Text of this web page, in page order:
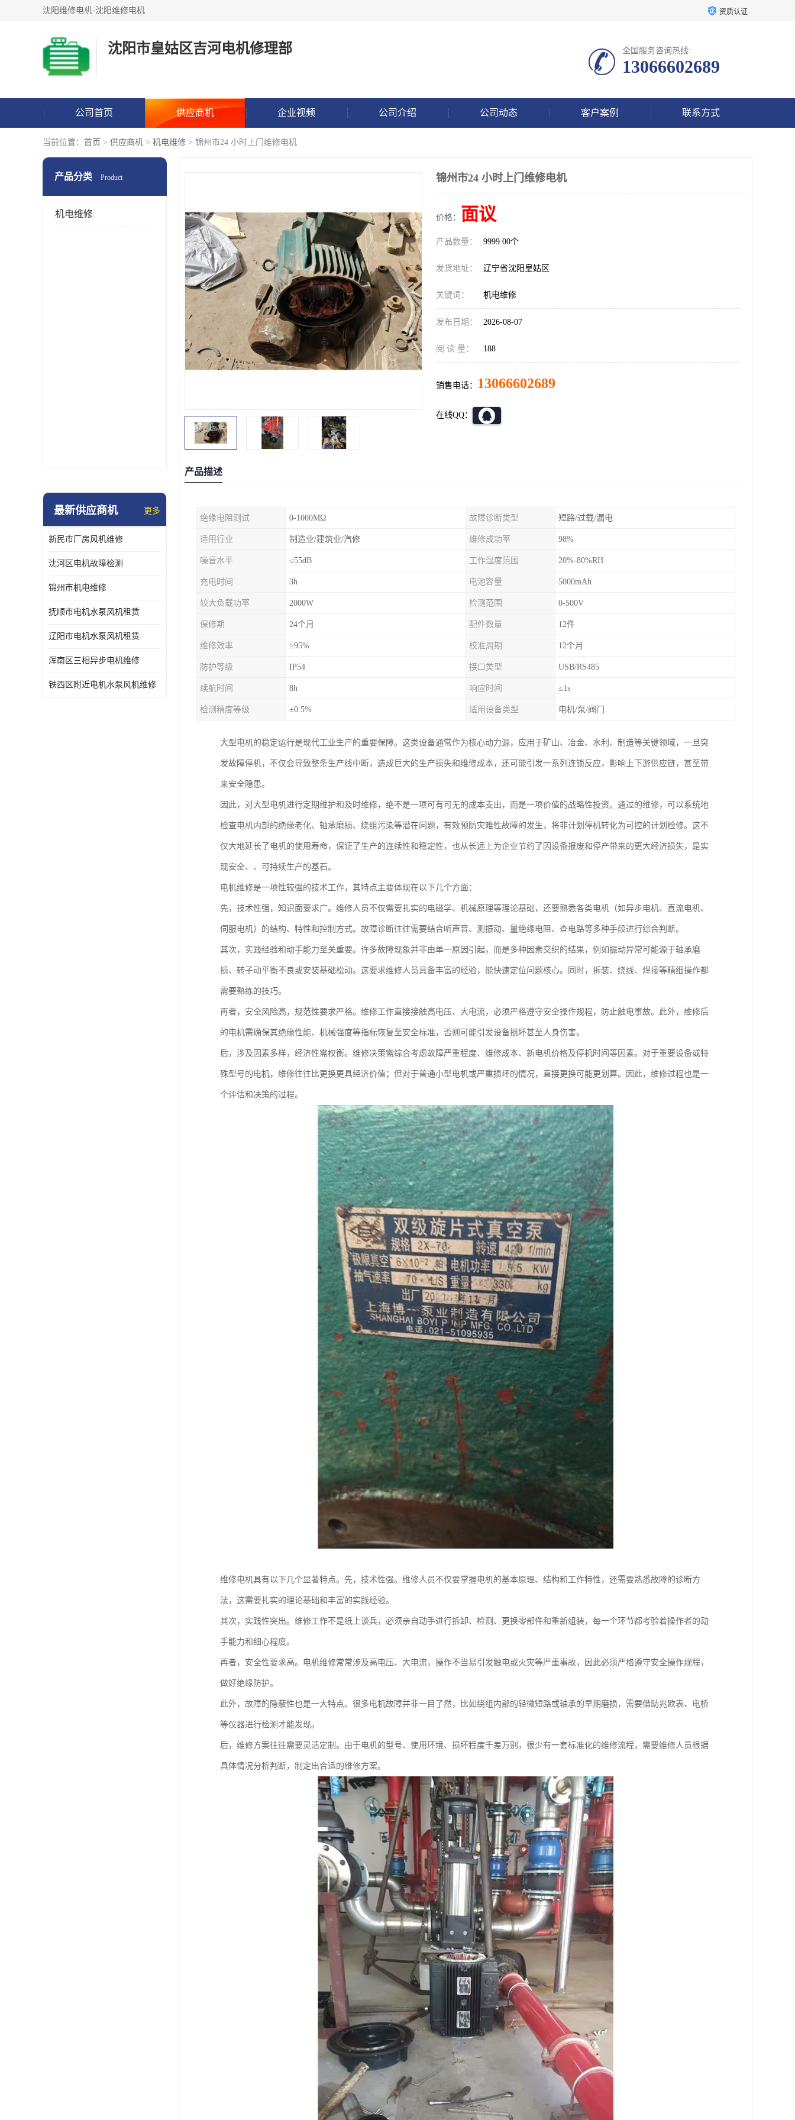
沈阳维修电机-沈阳维修电机 资质认证
沈阳市皇姑区吉河电机修理部 全国服务咨询热线:
13066602689
公司首页 供应商机 企业视频 公司介绍 公司动态 客户案例 联系方式
当前位置： 首页 > 供应商机 > 机电维修 > 锦州市24 小时上门维修电机
产品分类 Product
机电维修
最新供应商机 更多
新民市厂房风机维修
沈河区电机故障检测
锦州市机电维修
抚顺市电机水泵风机租赁
辽阳市电机水泵风机租赁
浑南区三相异步电机维修
铁西区附近电机水泵风机维修
锦州市24 小时上门维修电机
价格： 面议
产品数量： 9999.00个
发货地址： 辽宁省沈阳皇姑区
关键词： 机电维修
发布日期： 2026-08-07
阅 读 量： 188
销售电话： 13066602689
在线QQ：
产品描述
绝缘电阻测试 0-1000MΩ 故障诊断类型 短路/过载/漏电
适用行业 制造业/建筑业/汽修 维修成功率 98%
噪音水平 ≤55dB 工作湿度范围 20%-80%RH
充电时间 3h 电池容量 5000mAh
较大负载功率 2000W 检测范围 0-500V
保修期 24个月 配件数量 12件
维修效率 ≥95% 校准周期 12个月
防护等级 IP54 接口类型 USB/RS485
续航时间 8h 响应时间 ≤1s
检测精度等级 ±0.5% 适用设备类型 电机/泵/阀门
大型电机的稳定运行是现代工业生产的重要保障。这类设备通常作为核心动力源，应用于矿山、冶金、水利、制造等关键领域，一旦突
发故障停机，不仅会导致整条生产线中断，造成巨大的生产损失和维修成本，还可能引发一系列连锁反应，影响上下游供应链，甚至带
来安全隐患。
因此，对大型电机进行定期维护和及时维修，绝不是一项可有可无的成本支出，而是一项价值的战略性投资。通过的维修，可以系统地
检查电机内部的绝缘老化、轴承磨损、绕组污染等潜在问题，有效预防灾难性故障的发生，将非计划停机转化为可控的计划检修。这不
仅大地延长了电机的使用寿命，保证了生产的连续性和稳定性，也从长远上为企业节约了因设备报废和停产带来的更大经济损失，是实
现安全、、可持续生产的基石。
电机维修是一项性较强的技术工作，其特点主要体现在以下几个方面：
先，技术性强，知识面要求广。维修人员不仅需要扎实的电磁学、机械原理等理论基础，还要熟悉各类电机（如异步电机、直流电机、
伺服电机）的结构、特性和控制方式。故障诊断往往需要结合听声音、测振动、量绝缘电阻、查电路等多种手段进行综合判断。
其次，实践经验和动手能力至关重要。许多故障现象并非由单一原因引起，而是多种因素交织的结果，例如振动异常可能源于轴承磨
损、转子动平衡不良或安装基础松动。这要求维修人员具备丰富的经验，能快速定位问题核心。同时，拆装、绕线、焊接等精细操作都
需要熟练的技巧。
再者，安全风险高，规范性要求严格。维修工作直接接触高电压、大电流，必须严格遵守安全操作规程，防止触电事故。此外，维修后
的电机需确保其绝缘性能、机械强度等指标恢复至安全标准，否则可能引发设备损坏甚至人身伤害。
后，涉及因素多样，经济性需权衡。维修决策需综合考虑故障严重程度、维修成本、新电机价格及停机时间等因素。对于重要设备或特
殊型号的电机，维修往往比更换更具经济价值；但对于普通小型电机或严重损坏的情况，直接更换可能更划算。因此，维修过程也是一
个评估和决策的过程。
维修电机具有以下几个显著特点。先，技术性强。维修人员不仅要掌握电机的基本原理、结构和工作特性，还需要熟悉故障的诊断方
法，这需要扎实的理论基础和丰富的实践经验。
其次，实践性突出。维修工作不是纸上谈兵，必须亲自动手进行拆卸、检测、更换零部件和重新组装，每一个环节都考验着操作者的动
手能力和细心程度。
再者，安全性要求高。电机维修常常涉及高电压、大电流，操作不当易引发触电或火灾等严重事故，因此必须严格遵守安全操作规程，
做好绝缘防护。
此外，故障的隐蔽性也是一大特点。很多电机故障并非一目了然，比如绕组内部的轻微短路或轴承的早期磨损，需要借助兆欧表、电桥
等仪器进行检测才能发现。
后，维修方案往往需要灵活定制。由于电机的型号、使用环境、损坏程度千差万别，很少有一套标准化的维修流程，需要维修人员根据
具体情况分析判断，制定出合适的维修方案。